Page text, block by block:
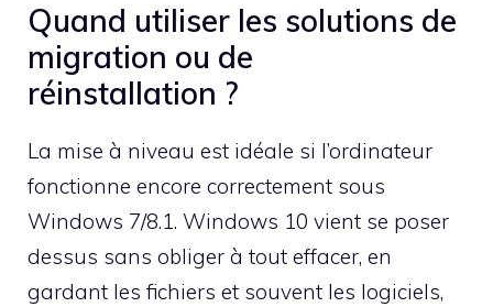
Quand utiliser les solutions de
migration ou de
réinstallation ?
La mise à niveau est idéale si l’ordinateur
fonctionne encore correctement sous
Windows 7/8.1. Windows 10 vient se poser
dessus sans obliger à tout effacer, en
gardant les fichiers et souvent les logiciels,